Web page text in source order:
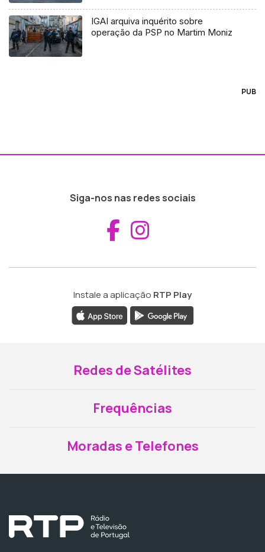
IGAI arquiva inquérito sobre
operação da PSP no Martim Moniz
PUB
Siga-nos nas redes sociais
Aceder ao
Instale a aplicação RTP Play
Redes de Satélites
Frequências
Moradas e Telefones